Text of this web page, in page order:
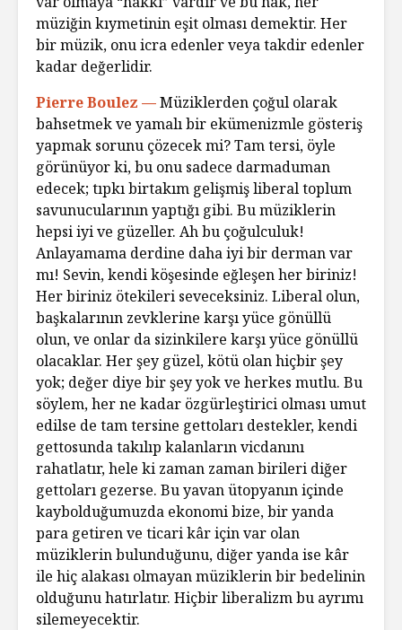
müziğin kıymetinin eşit olması demektir. Her
bir müzik, onu icra edenler veya takdir edenler
kadar değerlidir.
Pierre Boulez —Müziklerden çoğul olarak
bahsetmek ve yamalı bir ekümenizmle gösteriş
yapmak sorunu çözecek mi? Tam tersi, öyle
görünüyor ki, bu onu sadece darmaduman
edecek; tıpkı birtakım gelişmiş liberal toplum
savunucularının yaptığı gibi. Bu müziklerin
hepsi iyi ve güzeller. Ah bu çoğulculuk!
Anlayamama derdine daha iyi bir derman var
mı! Sevin, kendi köşesinde eğleşen her biriniz!
Her biriniz ötekileri seveceksiniz. Liberal olun,
başkalarının zevklerine karşı yüce gönüllü
olun, ve onlar da sizinkilere karşı yüce gönüllü
olacaklar. Her şey güzel, kötü olan hiçbir şey
yok; değer diye bir şey yok ve herkes mutlu. Bu
söylem, her ne kadar özgürleştirici olması umut
edilse de tam tersine gettoları destekler, kendi
gettosunda takılıp kalanların vicdanını
rahatlatır, hele ki zaman zaman birileri diğer
gettoları gezerse. Bu yavan ütopyanın içinde
kaybolduğumuzda ekonomi bize, bir yanda
para getiren ve ticari kâr için var olan
müziklerin bulunduğunu, diğer yanda ise kâr
ile hiç alakası olmayan müziklerin bir bedelinin
olduğunu hatırlatır. Hiçbir liberalizm bu ayrımı
silemeyecektir.